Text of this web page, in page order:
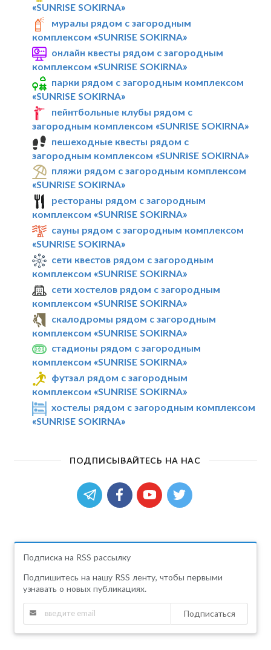
«SUNRISE SOKIRNA»
муралы рядом с загородным
комплексом «SUNRISE SOKIRNA»
онлайн квесты рядом с загородным
комплексом «SUNRISE SOKIRNA»
парки рядом с загородным комплексом
«SUNRISE SOKIRNA»
пейнтбольные клубы рядом с
загородным комплексом «SUNRISE SOKIRNA»
пешеходные квесты рядом с
загородным комплексом «SUNRISE SOKIRNA»
пляжи рядом с загородным комплексом
«SUNRISE SOKIRNA»
рестораны рядом с загородным
комплексом «SUNRISE SOKIRNA»
сауны рядом с загородным комплексом
«SUNRISE SOKIRNA»
сети квестов рядом с загородным
комплексом «SUNRISE SOKIRNA»
сети хостелов рядом с загородным
комплексом «SUNRISE SOKIRNA»
скалодромы рядом с загородным
комплексом «SUNRISE SOKIRNA»
стадионы рядом с загородным
комплексом «SUNRISE SOKIRNA»
футзал рядом с загородным
комплексом «SUNRISE SOKIRNA»
хостелы рядом с загородным комплексом
«SUNRISE SOKIRNA»
ПОДПИСЫВАЙТЕСЬ НА НАС
Подписка на RSS рассылку
Подпишитесь на нашу RSS ленту, чтобы первыми
узнавать о новых публикациях.
Подписаться